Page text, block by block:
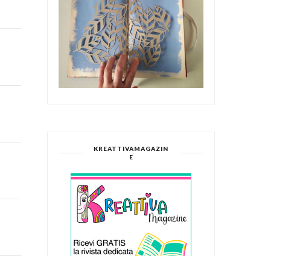
KREATTIVAMAGAZIN
E